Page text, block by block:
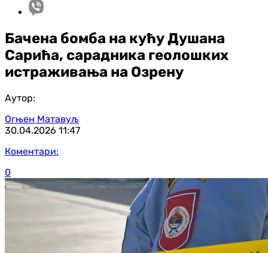
Бачена бомба на кућу Душана
Сарића, сарадника геолошких
истраживања на Озрену
Аутор:
Огњен Матавуљ
30.04.2026 11:47
Коментари:
0